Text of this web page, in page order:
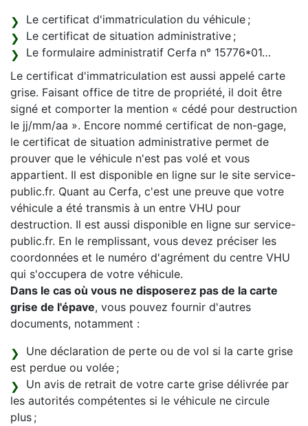
Le certificat d'immatriculation du véhicule ;
Le certificat de situation administrative ;
Le formulaire administratif Cerfa n° 15776*01…
Le certificat d'immatriculation est aussi appelé carte
grise. Faisant office de titre de propriété, il doit être
signé et comporter la mention « cédé pour destruction
le jj/mm/aa ». Encore nommé certificat de non-gage,
le certificat de situation administrative permet de
prouver que le véhicule n'est pas volé et vous
appartient. Il est disponible en ligne sur le site service-
public.fr. Quant au Cerfa, c'est une preuve que votre
véhicule a été transmis à un entre VHU pour
destruction. Il est aussi disponible en ligne sur service-
public.fr. En le remplissant, vous devez préciser les
coordonnées et le numéro d'agrément du centre VHU
qui s'occupera de votre véhicule.
Dans le cas où vous ne disposerez pas de la carte
grise de l'épave, vous pouvez fournir d'autres
documents, notamment :
Une déclaration de perte ou de vol si la carte grise
est perdue ou volée ;
Un avis de retrait de votre carte grise délivrée par
les autorités compétentes si le véhicule ne circule
plus ;